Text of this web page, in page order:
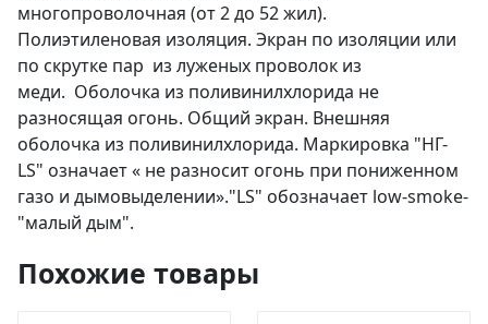
многопроволочная (от 2 до 52 жил).
Полиэтиленовая изоляция. Экран по изоляции или
по скрутке пар из луженых проволок из
меди. Оболочка из поливинилхлорида не
разносящая огонь. Общий экран. Внешняя
оболочка из поливинилхлорида. Маркировка "НГ-
LS" означает « не разносит огонь при пониженном
газо и дымовыделении»."LS" обозначает low-smoke-
"малый дым".
Похожие товары